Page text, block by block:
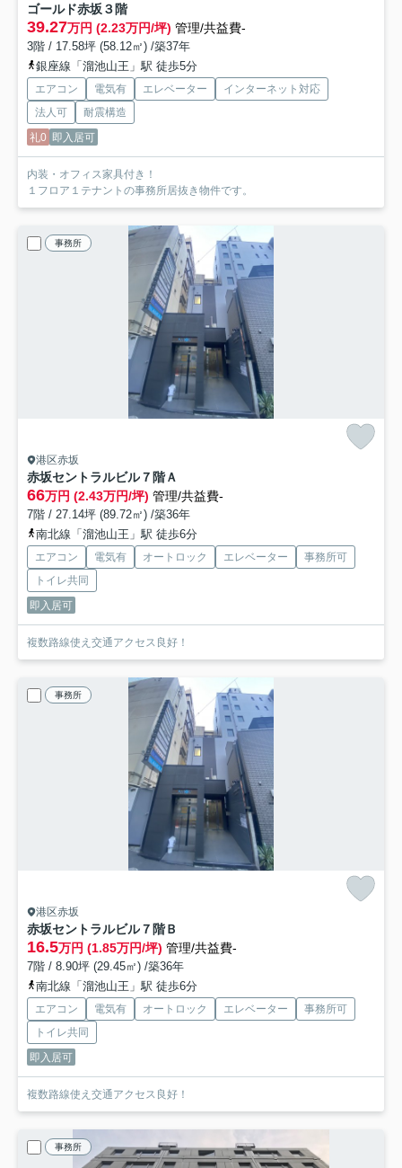
ゴールド赤坂 ３階
39.27万円 (2.23万円/坪) 管理/共益費-
3階 / 17.58坪 (58.12㎡) /築37年
銀座線「溜池山王」駅 徒歩5分
エアコン 電気有 エレベーター
インターネット対応
法人可
耐震構造
礼0 即入居可
内装・オフィス家具付き！
１フロア１テナントの事務所居抜き物件です。
事務所
港区赤坂
赤坂セントラルビル７階Ａ
66万円 (2.43万円/坪) 管理/共益費-
7階 / 27.14坪 (89.72㎡) /築36年
南北線「溜池山王」駅 徒歩6分
エアコン 電気有 オートロック エレベーター
事務所可
トイレ共同
即入居可
複数路線使え交通アクセス良好！
事務所
港区赤坂
赤坂セントラルビル７階Ｂ
16.5万円 (1.85万円/坪) 管理/共益費-
7階 / 8.90坪 (29.45㎡) /築36年
南北線「溜池山王」駅 徒歩6分
エアコン 電気有 オートロック エレベーター
事務所可
トイレ共同
即入居可
複数路線使え交通アクセス良好！
事務所